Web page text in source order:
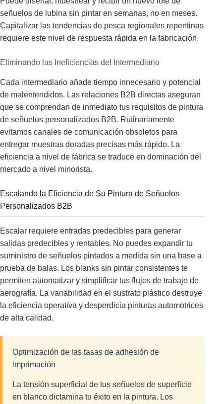
señuelos de lubina sin pintar en semanas, no en meses.
Capitalizar las tendencias de pesca regionales repentinas
requiere este nivel de respuesta rápida en la fabricación.
Eliminando las Ineficiencias del Intermediario
Cada intermediario añade tiempo innecesario y potencial
de malentendidos. Las relaciones B2B directas aseguran
que se comprendan de inmediato tus requisitos de pintura
de señuelos personalizados B2B. Rutinariamente
evitamos canales de comunicación obsoletos para
entregar muestras doradas precisas más rápido. La
eficiencia a nivel de fábrica se traduce en dominación del
mercado a nivel minorista.
Escalando la Eficiencia de Su Pintura de Señuelos
Personalizados B2B
Escalar requiere entradas predecibles para generar
salidas predecibles y rentables. No puedes expandir tu
suministro de señuelos pintados a medida sin una base a
prueba de balas. Los blanks sin pintar consistentes te
permiten automatizar y simplificar tus flujos de trabajo de
aerografía. La variabilidad en el sustrato plástico destruye
la eficiencia operativa y desperdicia pinturas automotrices
de alta calidad.
Optimización de las tasas de adhesión de
imprimación
La tensión superficial de tus señuelos de superficie
en blanco dictamina tu éxito en la pintura. Los